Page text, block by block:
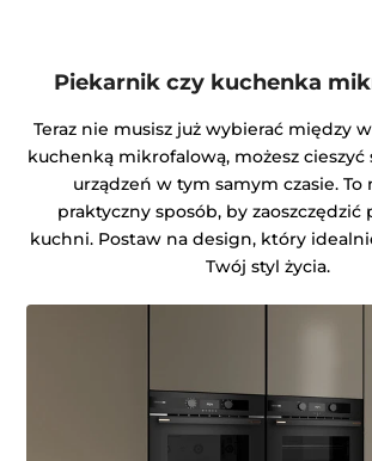
Piekarnik czy kuchenka
Teraz nie musisz już wybierać między
kuchenką mikrofalową, możesz cieszyć
urządzeń w tym samym czasie. To
praktyczny sposób, by zaoszczędzić
kuchni. Postaw na design, który
Twój styl życia.